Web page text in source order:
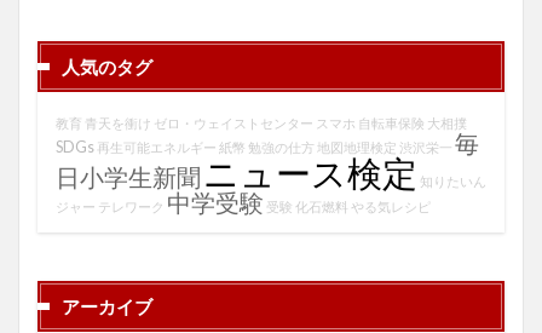
人気のタグ
教育 青天を衝け ゼロ・ウェイストセンター スマホ 自転車保険 大相撲
SDGs 再生可能エネルギー 紙幣 勉強の仕方 地図地理検定 渋沢栄一 毎
日小学生新聞 ニュース検定 知りたいん
ジャー テレワーク 中学受験 受験 化石燃料 やる気レシピ
アーカイブ